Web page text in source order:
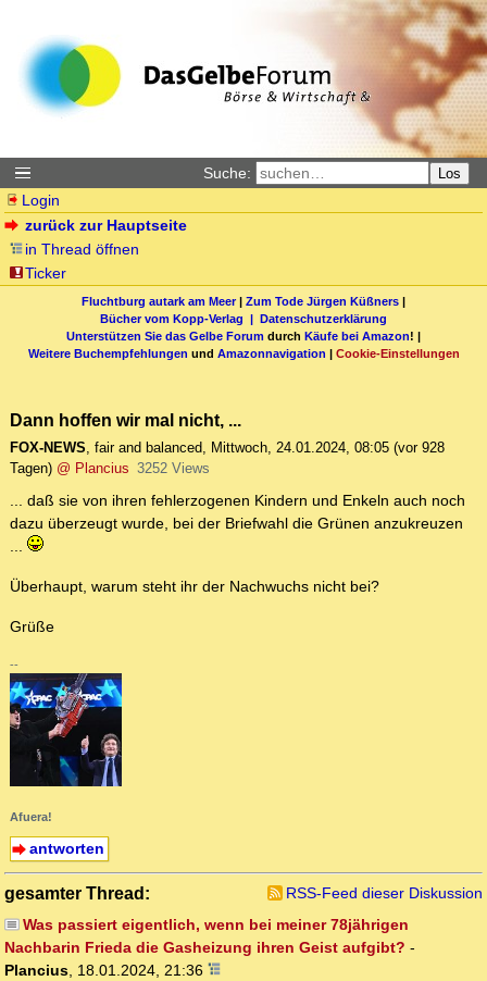
Suche: Los
Login
zurück zur Hauptseite
in Thread öffnen
Ticker
Fluchtburg autark am Meer| Zum Tode Jürgen Küßners |
Bücher vom Kopp-Verlag | Datenschutzerklärung
Unterstützen Sie das Gelbe Forum durch Käufe bei Amazon! |
Weitere Buchempfehlungen und Amazonnavigation | Cookie-Einstellungen
Dann hoffen wir mal nicht, ...
FOX-NEWS, fair and balanced, Mittwoch, 24.01.2024, 08:05 (vor 928
Tagen) @ Plancius 3252 Views
... daß sie von ihren fehlerzogenen Kindern und Enkeln auch noch
dazu überzeugt wurde, bei der Briefwahl die Grünen anzukreuzen
...
Überhaupt, warum steht ihr der Nachwuchs nicht bei?
Grüße
--
Afuera!
antworten
gesamter Thread:
RSS-Feed dieser Diskussion
Was passiert eigentlich, wenn bei meiner 78jährigen
Nachbarin Frieda die Gasheizung ihren Geist aufgibt? -
Plancius 18.01.2024, 21:36